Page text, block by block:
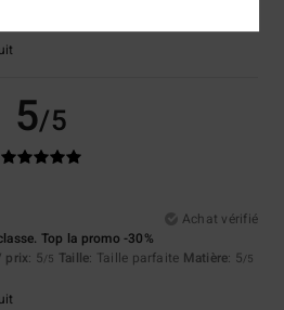
5/5
Achat vérifié
Top la promo -30%
prix: 5/5 Taille: Taille parfaite Matière: 5/5